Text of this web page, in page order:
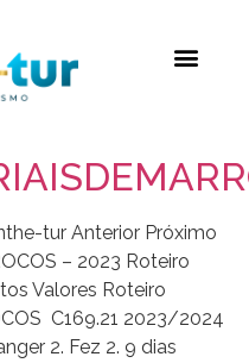
tur Anterior Próximo
– 2023 Roteiro
Valores Roteiro
C169.21 2023/2024
2. Fez 2. 9 dias